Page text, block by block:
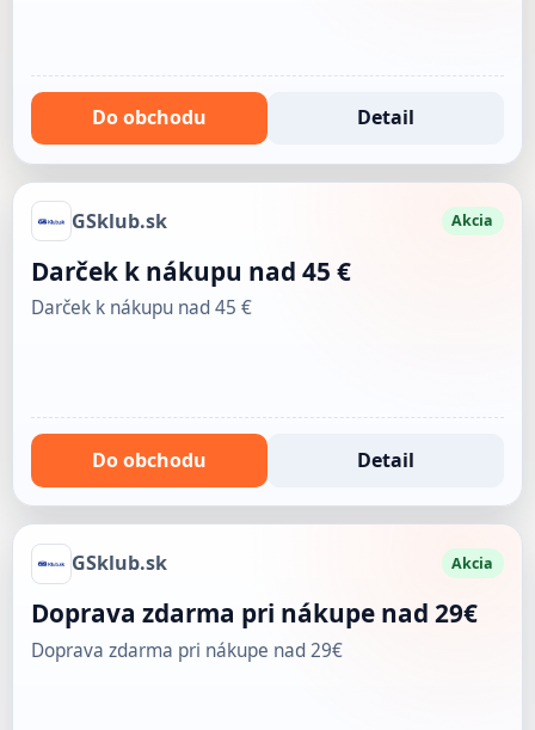
Do obchodu Detail
GSklub.sk Akcia
Darček k nákupu nad 45 €
Darček k nákupu nad 45 €
Do obchodu Detail
GSklub.sk Akcia
Doprava zdarma pri nákupe nad 29€
Doprava zdarma pri nákupe nad 29€